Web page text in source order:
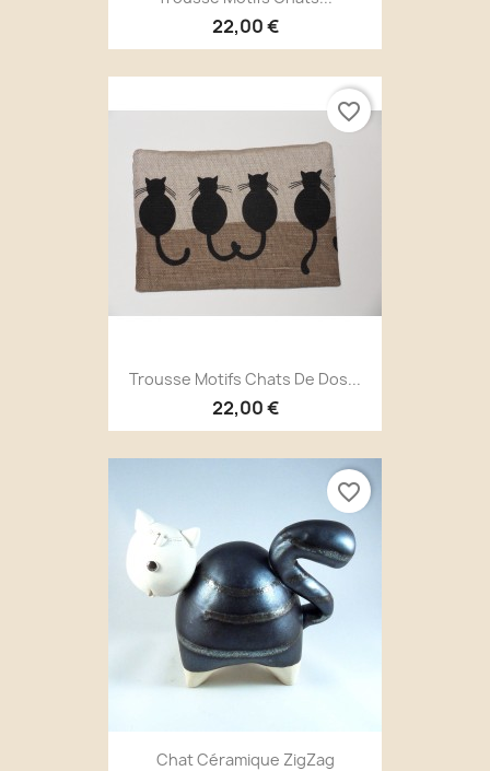
22,00 €
Trousse Motifs Chats De Dos...
22,00 €
favorite_border
Chat Céramique ZigZag
favorite_border